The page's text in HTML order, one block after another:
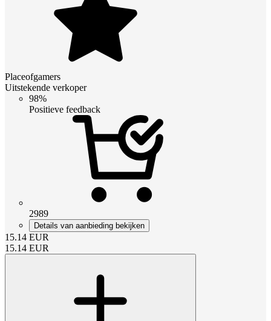
Placeofgamers
Uitstekende verkoper
98%
Positieve feedback
2989
Details van aanbieding bekijken
15.14 EUR
15.14 EUR